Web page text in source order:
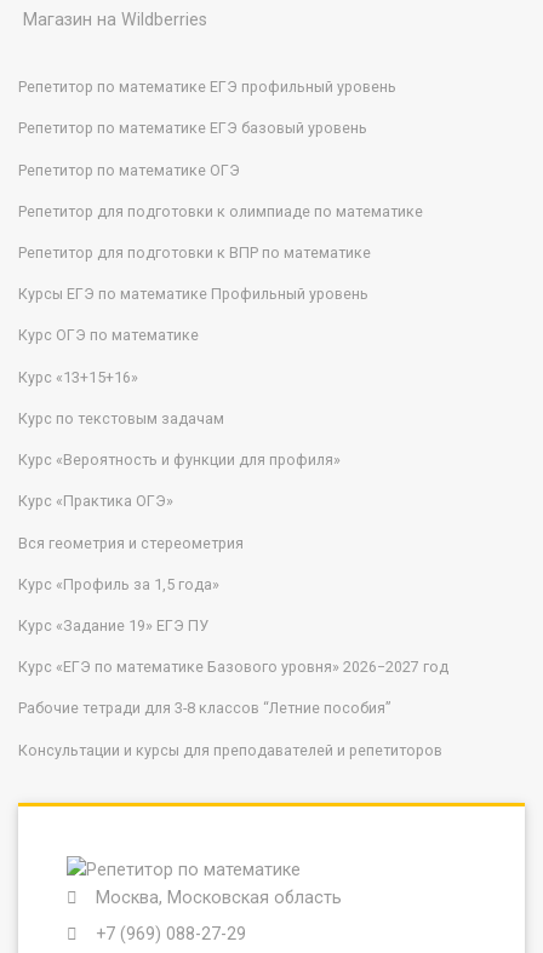
Магазин на Wildberries
Репетитор по математике ЕГЭ профильный уровень
Репетитор по математике ЕГЭ базовый уровень
Репетитор по математике ОГЭ
Репетитор для подготовки к олимпиаде по математике
Репетитор для подготовки к ВПР по математике
Курсы ЕГЭ по математике Профильный уровень
Курс ОГЭ по математике
Курс «13+15+16»
Курс по текстовым задачам
Курс «Вероятность и функции для профиля»
Курс «Практика ОГЭ»
Вся геометрия и стереометрия
Курс «Профиль за 1,5 года»
Курс «Задание 19» ЕГЭ ПУ
Курс «ЕГЭ по математике Базового уровня» 2026−2027 год
Рабочие тетради для 3-8 классов “Летние пособия”
Консультации и курсы для преподавателей и репетиторов
Москва, Московская область
+7 (969) 088-27-29